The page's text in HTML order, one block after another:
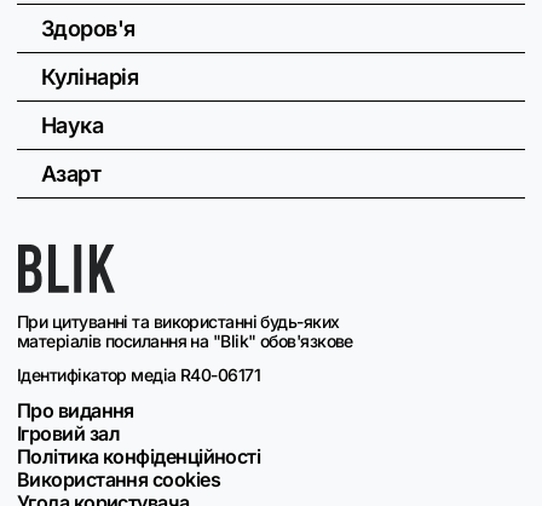
При цитуванні та використанні будь-яких
матеріалів посилання на "Blik" обов'язкове
Ідентифікатор медіа R40-06171
Про видання
Ігровий зал
Політика конфіденційності
Використання cookies
Здоров'я
Кулінарія
Наука
Азарт